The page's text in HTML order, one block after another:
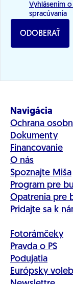
Vyhlásením
spracúvania
ODOBERAŤ
Navigácia
Ochrana
Dokumenty
Financovanie
O nás
Spoznajte Miša
Program pre
Opatrenia pre
Pridajte sa k
Fotorámčeky
Pravda o PS
Podujatia
Európsky